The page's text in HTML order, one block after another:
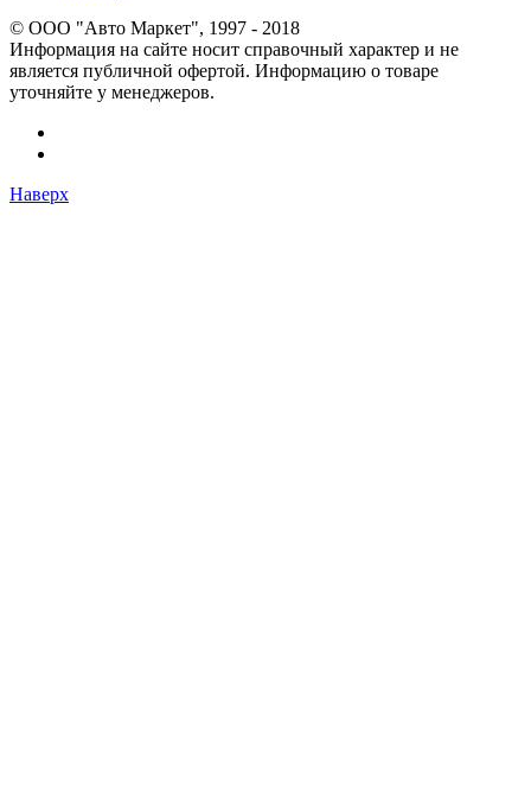
© OOO "Авто Маркет", 1997 - 2018
Информация на сайте носит справочный характер и не
является публичной офертой. Информацию о товаре
уточняйте у менеджеров.
Наверх